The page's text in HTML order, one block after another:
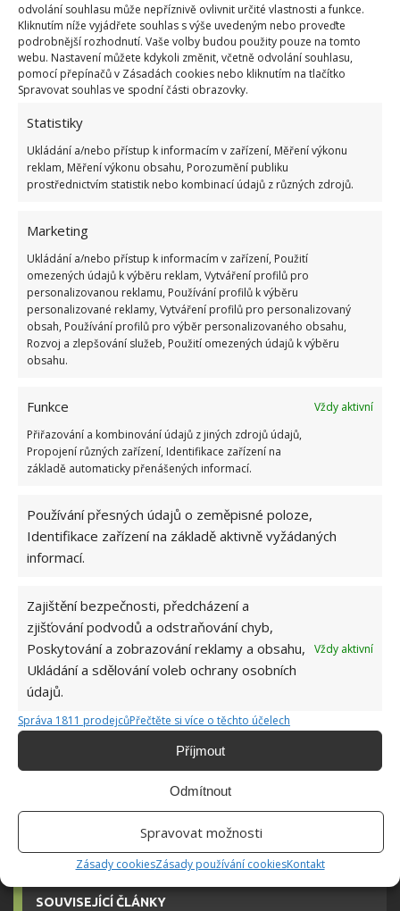
odvolání souhlasu může nepříznivě ovlivnit určité vlastnosti a funkce.
Kliknutím níže vyjádřete souhlas s výše uvedeným nebo proveďte
podrobnější rozhodnutí. Vaše volby budou použity pouze na tomto
webu. Nastavení můžete kdykoli změnit, včetně odvolání souhlasu,
pomocí přepínačů v Zásadách cookies nebo kliknutím na tlačítko
Spravovat souhlas ve spodní části obrazovky.
Statistiky
Ukládání a/nebo přístup k informacím v zařízení, Měření výkonu
reklam, Měření výkonu obsahu, Porozumění publiku
prostřednictvím statistik nebo kombinací údajů z různých zdrojů.
Marketing
Ukládání a/nebo přístup k informacím v zařízení, Použití
omezených údajů k výběru reklam, Vytváření profilů pro
personalizovanou reklamu, Používání profilů k výběru
personalizované reklamy, Vytváření profilů pro personalizovaný
obsah, Používání profilů pro výběr personalizovaného obsahu,
Rozvoj a zlepšování služeb, Použití omezených údajů k výběru
obsahu.
Funkce
Vždy aktivní
Přiřazování a kombinování údajů z jiných zdrojů údajů,
Propojení různých zařízení, Identifikace zařízení na
základě automaticky přenášených informací.
Používání přesných údajů o zeměpisné poloze,
Identifikace zařízení na základě aktivně vyžádaných
informací.
Zajištění bezpečnosti, předcházení a
zjišťování podvodů a odstraňování chyb,
Poskytování a zobrazování reklamy a obsahu,
Ukládání a sdělování voleb ochrany osobních
údajů.
Vždy aktivní
Správa 1811 prodejcůPřečtěte si více o těchto účelech
Příjmout
Odmítnout
Spravovat možnosti
Zásady cookiesZásady používání cookiesKontakt
vyjměte ho z toalety. Výsledek bude ohromující. Aby
balónek nepraskl s velkým cáknutím, proveďte rychlý
vpich jehlou v místě lepicí pásky.Ty nejhlubší
nečistoty pod okrajem toalety budou poraženy
bez použití chemikálií. Potřebujete jen balónek,
provaz, ocet a prostředek na mytí nádobí. Vaše
toaleta se bude znovu lesknout čistotou.
BALÓNEK TOALETA
Jiří Kolář
univerzity, který je již od malička
možné najít v j...
SOUVISEJÍCÍ ČLÁNKY